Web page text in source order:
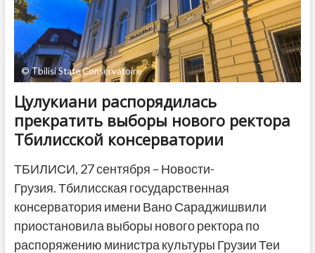
Сухуми
© Tbilisi State Conservatoire
Цулукиани распорядилась
прекратить выборы нового ректора
Тбилисской консерватории
ТБИЛИСИ, 27 сентября – Новости-
Грузия. Тбилисская государственная
консерватория имени Вано Сараджишвили
приостановила выборы нового ректора по
распоряжению министра культуры Грузии Теи